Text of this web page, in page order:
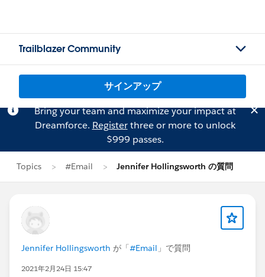
Trailblazer Community
サインアップ
Bring your team and maximize your impact at
Dreamforce. Registerthree or more to unlock
$999 passes.
Topics #Email Jennifer Hollingsworth の質問
Jennifer Hollingsworth が「#Email 」で質問
2021年2月24日 15:47